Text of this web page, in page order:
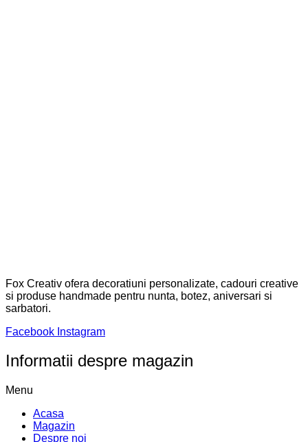
Fox Creativ ofera decoratiuni personalizate, cadouri creative
si produse handmade pentru nunta, botez, aniversari si
sarbatori.
Facebook Instagram
Informatii despre magazin
Menu
Acasa
Magazin
Despre noi